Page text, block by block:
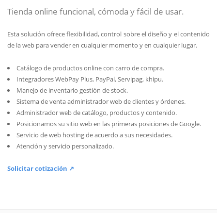
Tienda online funcional, cómoda y fácil de usar.
Esta solución ofrece flexibilidad, control sobre el diseño y el contenido
de la web para vender en cualquier momento y en cualquier lugar.
Catálogo de productos online con carro de compra.
Integradores WebPay Plus, PayPal, Servipag, khipu.
Manejo de inventario gestión de stock.
Sistema de venta administrador web de clientes y órdenes.
Administrador web de catálogo, productos y contenido.
Posicionamos su sitio web en las primeras posiciones de Google.
Servicio de web hosting de acuerdo a sus necesidades.
Atención y servicio personalizado.
Solicitar cotización ↗